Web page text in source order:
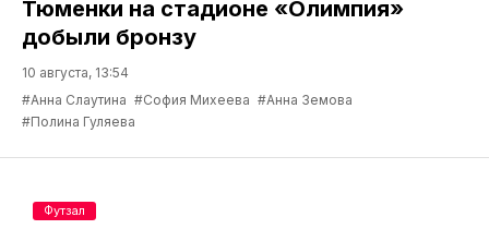
Тюменки на стадионе «Олимпия»
добыли бронзу
10 августа, 13:54
#Анна Слаутина #София Михеева #Анна Земова
#Полина Гуляева
Футзал